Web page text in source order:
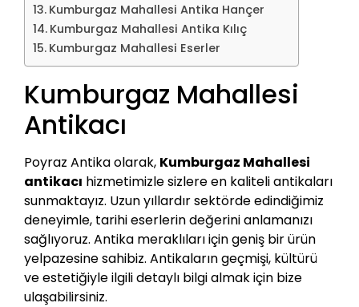
Kumburgaz Mahallesi Antika Hançer
Kumburgaz Mahallesi Antika Kılıç
Kumburgaz Mahallesi Eserler
Kumburgaz Mahallesi
Antikacı
Poyraz Antika olarak, Kumburgaz Mahallesi
antikacı hizmetimizle sizlere en kaliteli antikaları
sunmaktayız. Uzun yıllardır sektörde edindiğimiz
deneyimle, tarihi eserlerin değerini anlamanızı
sağlıyoruz. Antika meraklıları için geniş bir ürün
yelpazesine sahibiz. Antikaların geçmişi, kültürü
ve estetiğiyle ilgili detaylı bilgi almak için bize
ulaşabilirsiniz.